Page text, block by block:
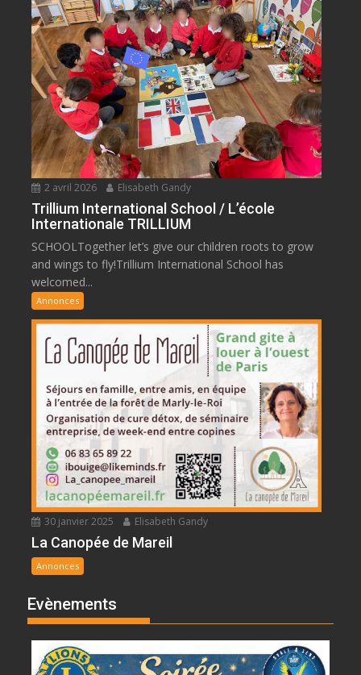
2 avril 2026 Elisabeth Gandy
Trillium International School / L’école
Internationale TRILLIUM
SCHOOLTogether let’s give our children roots to grow
and wings to fly!Trillium International School has
welcomed...
Annonces
30 janvier 2025 Elisabeth Gandy
La Canopée de Mareil
Annonces
Evènements